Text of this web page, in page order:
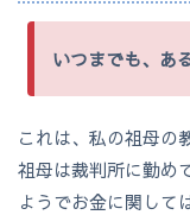
いつまでも、あ
これは、私の祖母の
祖母は裁判所に勤め
ようでお金に関して